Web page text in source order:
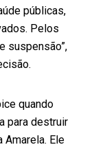
públicas,
Pelos
suspensão”,
quando
para destruir
Amarela. Ele